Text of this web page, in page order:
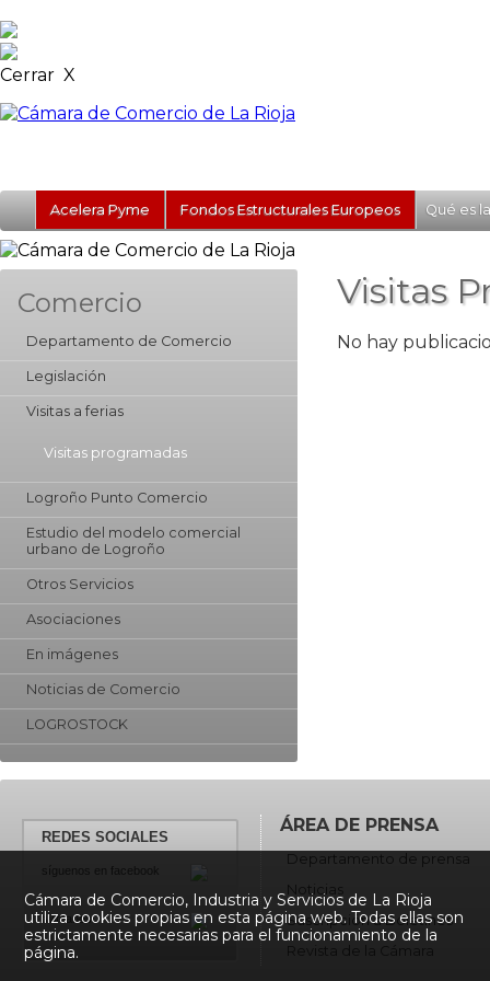
Cámara de Comercio, Industria y Servicios de La Rioja
utiliza cookies propias en esta página web. Todas ellas son
estrictamente necesarias para el funcionamiento de la
página.
Cerrar X
Acelera Pyme Fondos Estructurales Europeos Qué es
Comercio
Departamento de Comercio
Legislación
Visitas a ferias
Visitas programadas
Logroño Punto Comercio
Estudio del modelo comercial
urbano de Logroño
Otros Servicios
Asociaciones
En imágenes
Noticias de Comercio
LOGROSTOCK
Visitas
No hay
REDES SOCIALES
síguenos en facebook
twiteanos
ÁREA DE PRENSA
Departamento de prensa
Noticias
Suscripción a Boletínes